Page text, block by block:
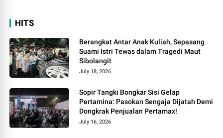
HITS
Berangkat Antar Anak Kuliah, Sepasang
Suami Istri Tewas dalam Tragedi Maut
Sibolangit
July 18, 2026
Sopir Tangki Bongkar Sisi Gelap
Pertamina: Pasokan Sengaja Dijatah Demi
Dongkrak Penjualan Pertamax!
July 16, 2026